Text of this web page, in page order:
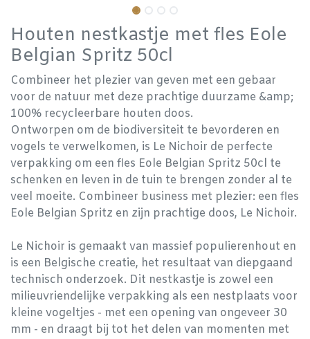
Houten nestkastje met fles Eole
Belgian Spritz 50cl
Combineer het plezier van geven met een gebaar
voor de natuur met deze prachtige duurzame &amp;
100% recycleerbare houten doos.
Ontworpen om de biodiversiteit te bevorderen en
vogels te verwelkomen, is Le Nichoir de perfecte
verpakking om een fles Eole Belgian Spritz 50cl te
schenken en leven in de tuin te brengen zonder al te
veel moeite. Combineer business met plezier: een fles
Eole Belgian Spritz en zijn prachtige doos, Le Nichoir.
Le Nichoir is gemaakt van massief populierenhout en
is een Belgische creatie, het resultaat van diepgaand
technisch onderzoek. Dit nestkastje is zowel een
milieuvriendelijke verpakking als een nestplaats voor
kleine vogeltjes - met een opening van ongeveer 30
mm - en draagt bij tot het delen van momenten met